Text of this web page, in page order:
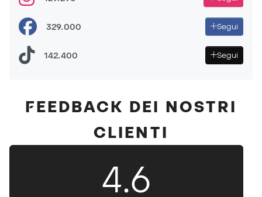
329.000 Segui
142.400 Segui
FEEDBACK DEI NOSTRI
CLIENTI
4.6